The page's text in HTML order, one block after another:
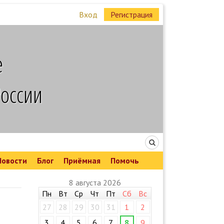
Вход Регистрация
России
Блог Приёмная
Помочь
8 августа 2026
Пн
Вт Ср Чт Пт Сб
Вс
27
28 29 30 31 1
2